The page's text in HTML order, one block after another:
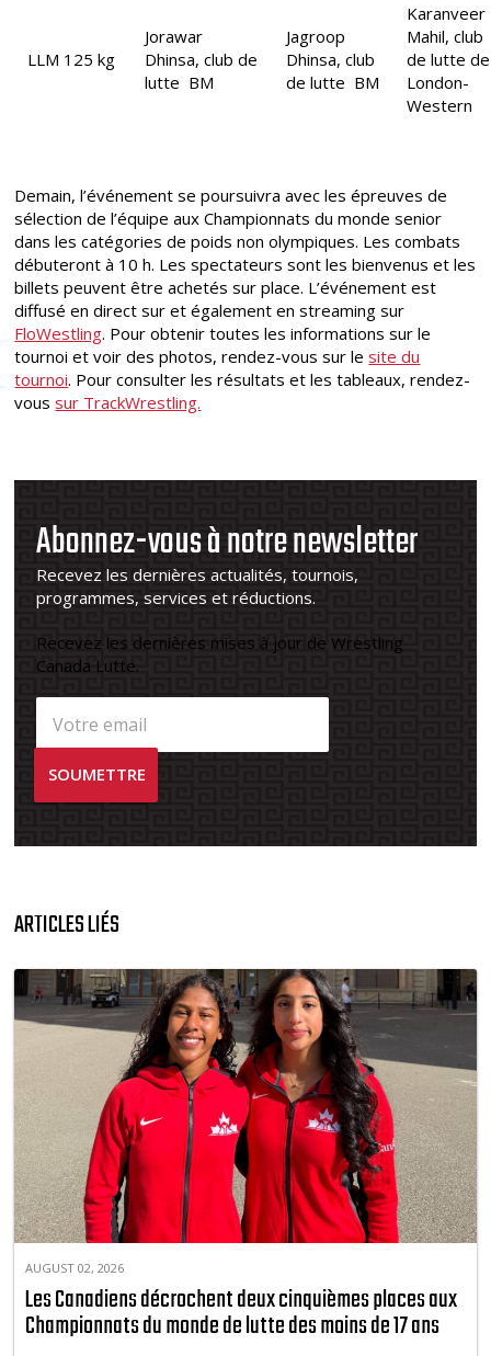
LLM 125 kg
Jorawar
Dhinsa, club de
lutte BM
Jagroop
Dhinsa, club
de lutte BM
Karanveer
Mahil, club
de lutte de
London-
Western
Demain, l’événement se poursuivra avec les épreuves de
sélection de l’équipe aux Championnats du monde senior
dans les catégories de poids non olympiques. Les combats
débuteront à 10 h. Les spectateurs sont les bienvenus et les
billets peuvent être achetés sur place. L’événement est
diffusé en direct sur et également en streaming sur
FloWestling. Pour obtenir toutes les informations sur le
tournoi et voir des photos, rendez-vous sur lesite du
tournoi. Pour consulter les résultats et les tableaux, rendez-
voussur TrackWrestling.
Abonnez-vous à notre newsletter
Recevez les dernières actualités, tournois,
programmes, services et réductions.
Recevez les dernières mises à jour de Wrestling
Canada Lutte.
ARTICLES LIÉS
AUGUST 02, 2026
Les Canadiens décrochent deux cinquièmes places aux
Championnats du monde de lutte des moins de 17 ans